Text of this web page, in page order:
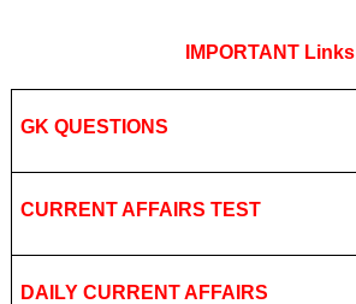
IMPORTANT Links
GK QUESTIONS
CURRENT AFFAIRS TEST
DAILY CURRENT AFFAIRS